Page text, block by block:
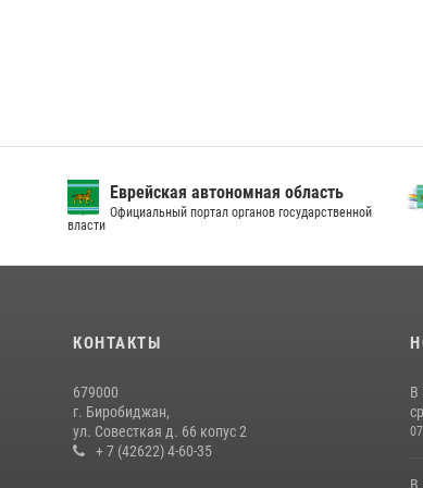
Еврейская автономная область
Официальный портал органов государственной
власти
КОНТАКТЫ
679000
г. Биробиджан,
ул. Совесткая д. 66 копус 2
+ 7 (42622) 4-60-35
В